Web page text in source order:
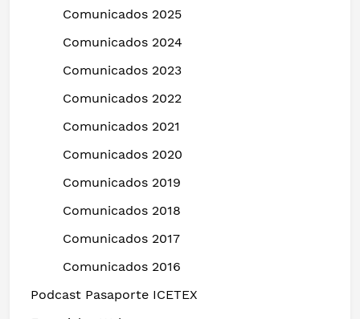
Comunicados 2025
Comunicados 2024
Comunicados 2023
Comunicados 2022
Comunicados 2021
Comunicados 2020
Comunicados 2019
Comunicados 2018
Comunicados 2017
Comunicados 2016
Podcast Pasaporte ICETEX